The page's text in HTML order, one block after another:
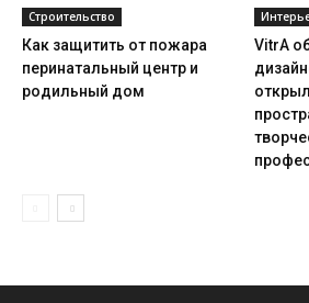
Строительство
Как защитить от пожара
перинатальный центр и
родильный дом
VitrA